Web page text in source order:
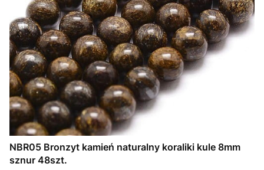
NBR05 Bronzyt kamień naturalny koraliki kule 8mm
sznur 48szt.